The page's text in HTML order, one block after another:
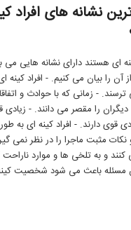
نشانه های افراد
ای هستند دارای نشانه هایی می
آن را بیان می کنیم. - افراد
- زمانی که با حوادث و
را مقصر می دانند. - زیادی
قوی دارند. - افراد کینه ای به
مثبت ماجرا را در نظر نمی
و به تلخی ها و موارد
مسئله باعث می شود شخصیت